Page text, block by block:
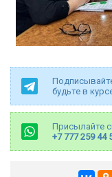
будьте в
Присылайте
+7 777 259 44